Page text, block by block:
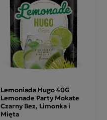
Lemoniada Hugo 40G
Lemonade Party Mokate
Czarny Bez, Limonka i
Mięta